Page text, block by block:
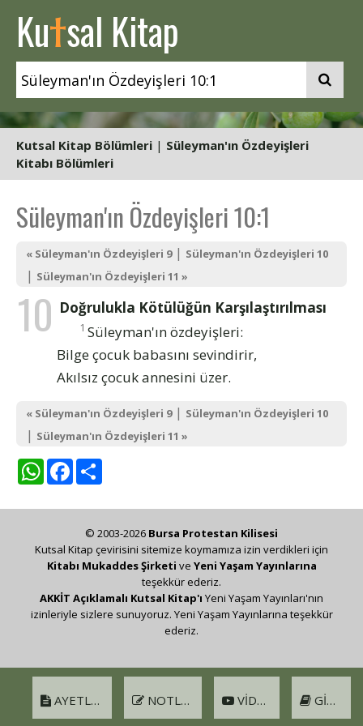
Kutsal Kitap
Kutsal Kitap Bölümleri | Süleyman'ın Özdeyişleri
Kitabı Bölümleri
Süleyman'ın Özdeyişleri 10:1
« Süleyman'ın Özdeyişleri 9| Süleyman'ın Özdeyişleri 10
| Süleyman'ın Özdeyişleri 11 »
10 Doğrulukla Kötülüğün Karşılaştırılması
1 Süleyman'ın özdeyişleri:
Bilge çocuk babasını sevindirir,
Akılsız çocuk annesini üzer.
« Süleyman'ın Özdeyişleri 9| Süleyman'ın Özdeyişleri 10
| Süleyman'ın Özdeyişleri 11 »
WhatsAppFacebook
AYETLER NOTLAR VIDEO GIRIŞ
© 2003-2026 Bursa Protestan Kilisesi
Kutsal Kitap çevirisini sitemize koymamıza izin verdikleri için
Kitabı Mukaddes Şirketi ve Yeni Yaşam Yayınlarına
teşekkür ederiz.
AKKİT Açıklamalı Kutsal Kitap'ı Yeni Yaşam Yayınları'nın
izinleriyle sizlere sunuyoruz. Yeni Yaşam Yayınlarına teşekkür
ederiz.